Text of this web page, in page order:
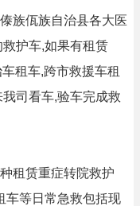
族佤族自治县各大医
护车,如果有租赁
租车,跨市救援车租
司看车,验车完成救
租赁重症转院救护
车等日常急救包括现